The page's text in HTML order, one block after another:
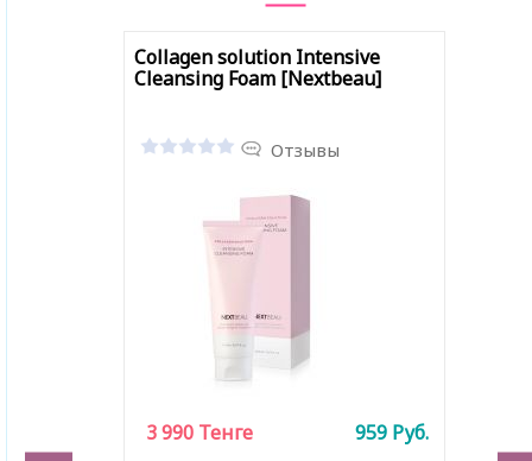
Collagen solution Intensive
Cleansing Foam [Nextbeau]
Отзывы
3 990 Тенге 959 Руб.